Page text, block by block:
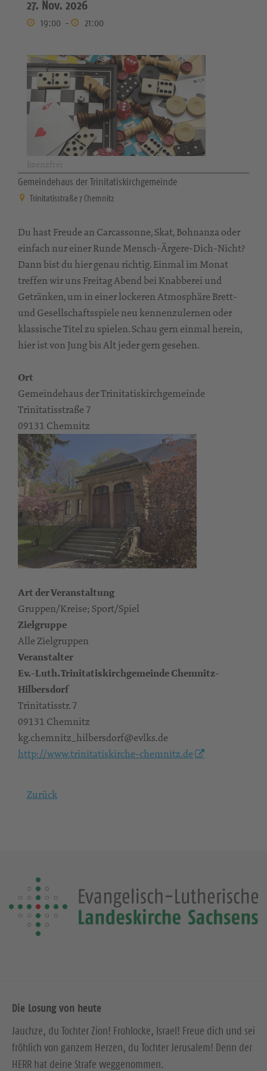
27. Nov. 2026
19:00 - 21:00
Gemeindehaus der Trinitatiskirchgemeinde
Trinitatisstraße 7 Chemnitz
Du hast Freude an Carcassonne, Skat, Bohnanza oder
einfach nur einer Runde Mensch-Ärgere-Dich-Nicht?
Dann bist du hier genau richtig. Einmal im Monat
treffen wir uns Freitag Abend bei Knabberei und
Getränken, um in einer lockeren Atmosphäre Brett-
und Gesellschaftsspiele neu kennenzulernen oder
klassische Titel zu spielen. Schau gern einmal herein,
hier ist von Jung bis Alt jeder gern gesehen.
Ort
Gemeindehaus der Trinitatiskirchgemeinde
Trinitatisstraße 7
09131 Chemnitz
Art der Veranstaltung
Gruppen/Kreise; Sport/Spiel
Zielgruppe
Alle Zielgruppen
Veranstalter
Ev.-Luth. Trinitatiskirchgemeinde Chemnitz-
Hilbersdorf
Trinitatisstr. 7
09131 Chemnitz
kg.chemnitz_hilbersdorf@evlks.de
http://www.trinitatiskirche-chemnitz.de
Zurück
Die Losung von heute
Jauchze, du Tochter Zion! Frohlocke, Israel! Freue dich und sei
fröhlich von ganzem Herzen, du Tochter Jerusalem! Denn der
HERR hat deine Strafe weggenommen.